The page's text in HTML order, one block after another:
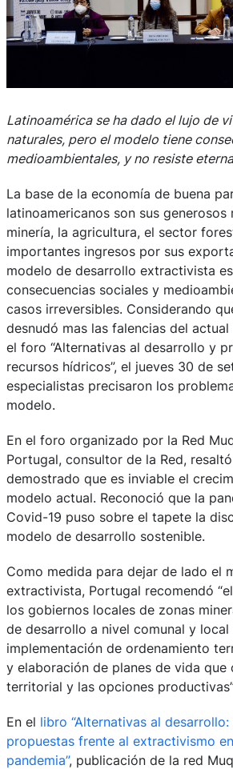
Latinoamérica se ha dado el lujo de
naturales, pero el modelo tiene
medioambientales, y no resiste
La base de la economía de buena
latinoamericanos son sus generosos
minería, la agricultura, el sector
importantes ingresos por sus
modelo de desarrollo extractivista
consecuencias sociales y
casos irreversibles. Considerando
desnudó mas las falencias del
el foro “Alternativas al desarrollo y
recursos hídricos”, el jueves 30 de
especialistas precisaron los
modelo.
En el foro organizado por la Red
Portugal, consultor de la Red,
demostrado que es inviable el
modelo actual. Reconoció que la
Covid-19 puso sobre el tapete la
modelo de desarrollo sostenible.
Como medida para dejar de lado el
extractivista, Portugal recomendó
los gobiernos locales de zonas
de desarrollo a nivel comunal y local
implementación de ordenamiento
y elaboración de planes de vida que
territorial y las opciones
En el libro “Alternativas al
propuestas frente al extractivismo
pandemia”, publicación de la red